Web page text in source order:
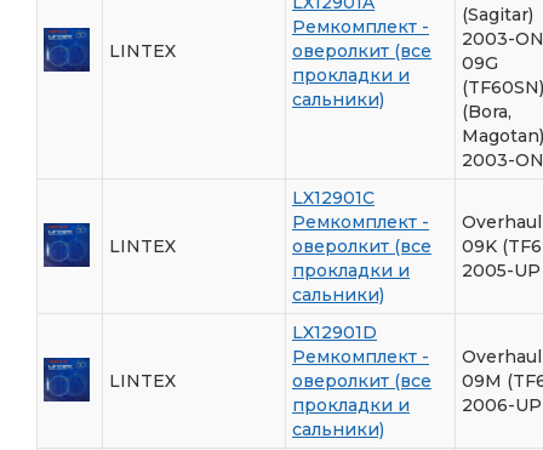
LINTEX
Ремкомплект -
оверолкит (все
прокладки и
сальники)
(Sagitar)
2003-ON
09G
(TF60SN)
(Bora,
Magotan)
2003-ON
LINTEX
LX12901C
Ремкомплект -
оверолкит (все
прокладки и
сальники)
09K
2005-UP
LINTEX
LX12901D
Ремкомплект -
оверолкит (все
прокладки и
сальники)
09M
2006-UP